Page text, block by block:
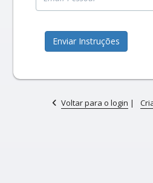
Enviar Instruções
Voltar para o login |